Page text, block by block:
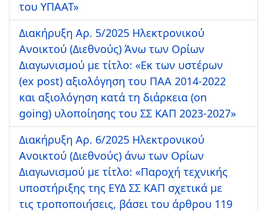
του ΥΠΑΑΤ»
Διακήρυξη Αρ. 5/2025 Ηλεκτρονικού
Ανοικτού (Διεθνούς) Άνω των Ορίων
Διαγωνισμού με τίτλο: «Εκ των υστέρων
(ex post) αξιολόγηση του ΠΑΑ 2014-2022
και αξιολόγηση κατά τη διάρκεια (on
going) υλοποίησης του ΣΣ ΚΑΠ 2023-2027»
Διακήρυξη Αρ. 6/2025 Ηλεκτρονικού
Ανοικτού (Διεθνούς) άνω των Ορίων
Διαγωνισμού με τίτλο: «Παροχή τεχνικής
υποστήριξης της ΕΥΔ ΣΣ ΚΑΠ σχετικά με
τις τροποποιήσεις, βάσει του άρθρου 119